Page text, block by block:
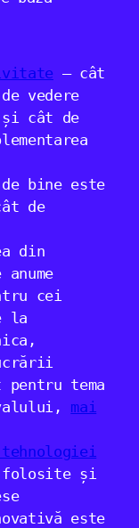
– cât
vedere
cât de
bine este
de
din
cei
la
tema
mai
și
este